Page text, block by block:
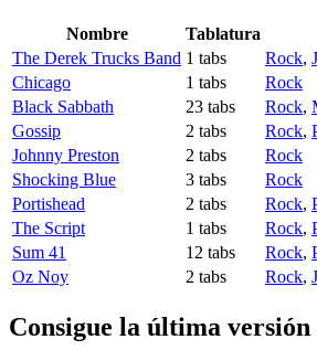
Nombre Tablatura
The Derek Trucks Band 1 tabs Rock,
Chicago
1 tabs
Rock
Black Sabbath
23 tabs Rock,
Gossip
2 tabs Rock,
Johnny Preston
2 tabs
Rock
Shocking Blue
3 tabs
Rock
Portishead
2 tabs Rock,
The Script
1 tabs Rock,
Sum 41
12 tabs Rock,
Oz Noy
2 tabs Rock,
Consigue la última